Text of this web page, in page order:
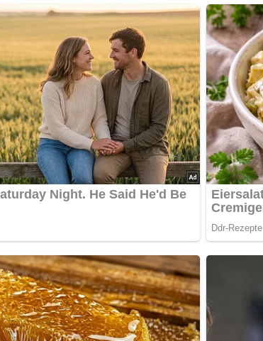
und zur Hälfte mit je 1/2 Scheibe gekochtem
und die andere Schnitzelhälfte darüberklappen.
Schnitzel in Mehl wenden, durch verschlagenes Ei
beiden Seiten je 4 bis 6 Minuten braten.
DDR-Quiz? Was weißt du noch alles über die
bei Pinterest merken